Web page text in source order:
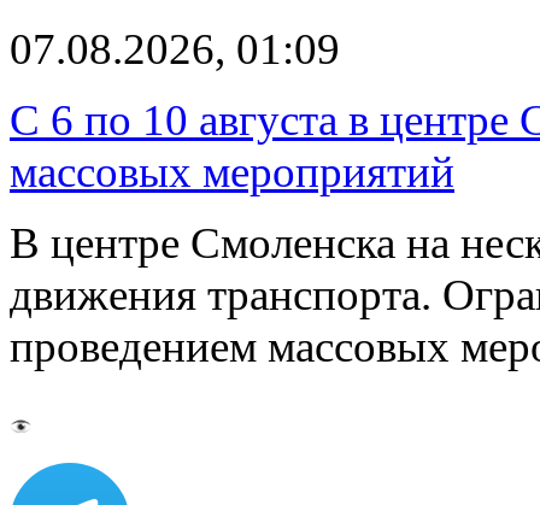
07.08.2026, 01:09
С 6 по 10 августа в центре
массовых мероприятий
В центре Смоленска на
движения транспорта.
проведением массовых